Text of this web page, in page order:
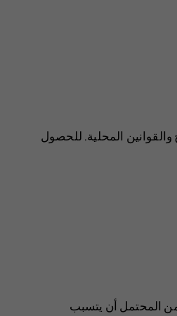
والقوانين المحلية. للحصول
من المحتمل أن يتسبب